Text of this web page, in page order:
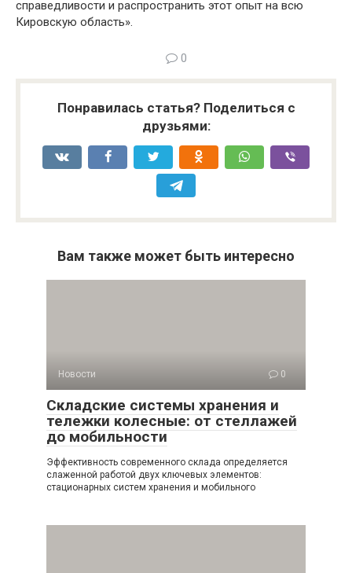
справедливости и распространить этот опыт на всю
Кировскую область».
0
Понравилась статья? Поделиться с
друзьями:
Вам также может быть интересно
Новости 0
Складские системы хранения и
тележки колесные: от стеллажей
до мобильности
Эффективность современного склада определяется
слаженной работой двух ключевых элементов:
стационарных систем хранения и мобильного